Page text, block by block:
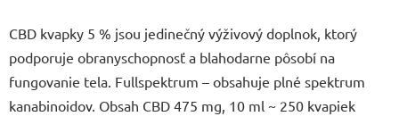
CBD kvapky 5 % jsou jedinečný výživový doplnok, ktorý
podporuje obranyschopnosť a blahodarne pôsobí na
fungovanie tela. Fullspektrum – obsahuje plné spektrum
kanabinoidov. Obsah CBD 475 mg, 10 ml ~ 250 kvapiek